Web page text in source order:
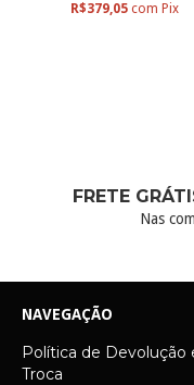
R$379,05 com Pix
FRETE
Nas
NAVEGAÇÃO
Política de Devolução
Troca